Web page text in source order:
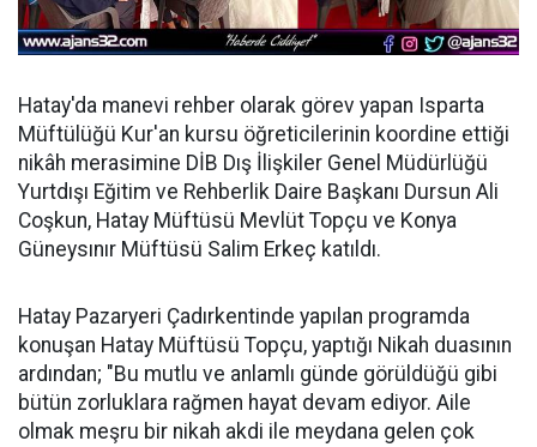
Hatay'da manevi rehber olarak görev yapan Isparta
Müftülüğü Kur'an kursu öğreticilerinin koordine ettiği
nikâh merasimine DİB Dış İlişkiler Genel Müdürlüğü
Yurtdışı Eğitim ve Rehberlik Daire Başkanı Dursun Ali
Coşkun, Hatay Müftüsü Mevlüt Topçu ve Konya
Güneysınır Müftüsü Salim Erkeç katıldı.
Hatay Pazaryeri Çadırkentinde yapılan programda
konuşan Hatay Müftüsü Topçu, yaptığı Nikah duasının
ardından; "Bu mutlu ve anlamlı günde görüldüğü gibi
bütün zorluklara rağmen hayat devam ediyor. Aile
olmak meşru bir nikah akdi ile meydana gelen çok